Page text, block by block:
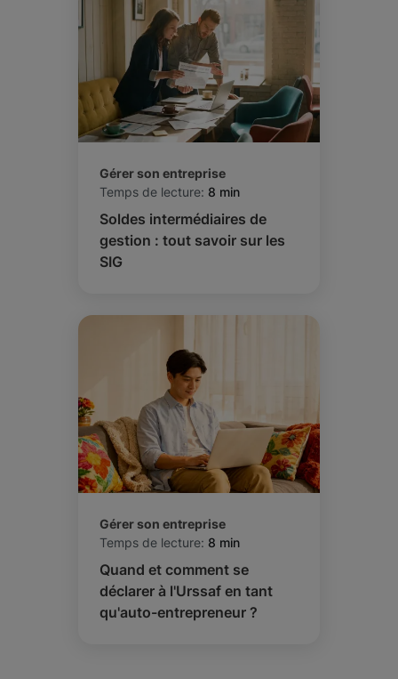
Gérer son entreprise
Temps de lecture: 8 min
Soldes intermédiaires de
gestion : tout savoir sur les
SIG
Gérer son entreprise
Temps de lecture: 8 min
Quand et comment se
déclarer à l'Urssaf en tant
qu'auto-entrepreneur ?